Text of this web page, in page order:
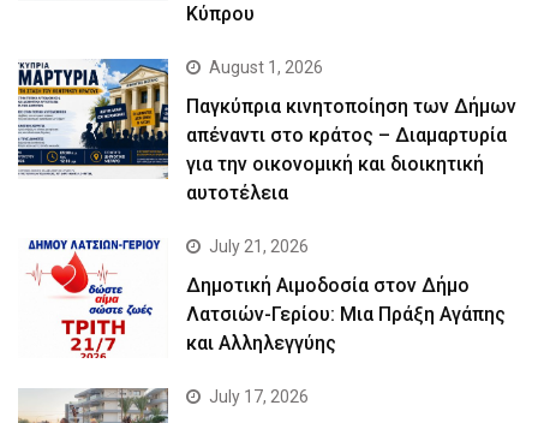
Κύπρου
August 1, 2026
Παγκύπρια κινητοποίηση των Δήμων
απέναντι στο κράτος – Διαμαρτυρία
για την οικονομική και διοικητική
αυτοτέλεια
July 21, 2026
Δημοτική Αιμοδοσία στον Δήμο
Λατσιών-Γερίου: Μια Πράξη Αγάπης
και Αλληλεγγύης
July 17, 2026